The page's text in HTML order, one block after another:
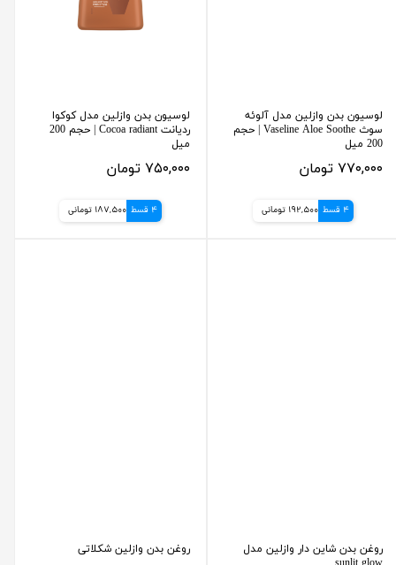
لوسیون بدن وازلین مدل آلوئه
سوث Vaseline Aloe Soothe | حجم
200 میل
۷۷۰,۰۰۰ تومان
4 قسط 192,500 تومانی
لوسیون بدن وازلین مدل کوکوا
ردیانت Cocoa radiant | حجم 200
میل
۷۵۰,۰۰۰ تومان
4 قسط 187,500 تومانی
روغن بدن شاین دار وازلین مدل
روغن بدن وازلین شکلاتی